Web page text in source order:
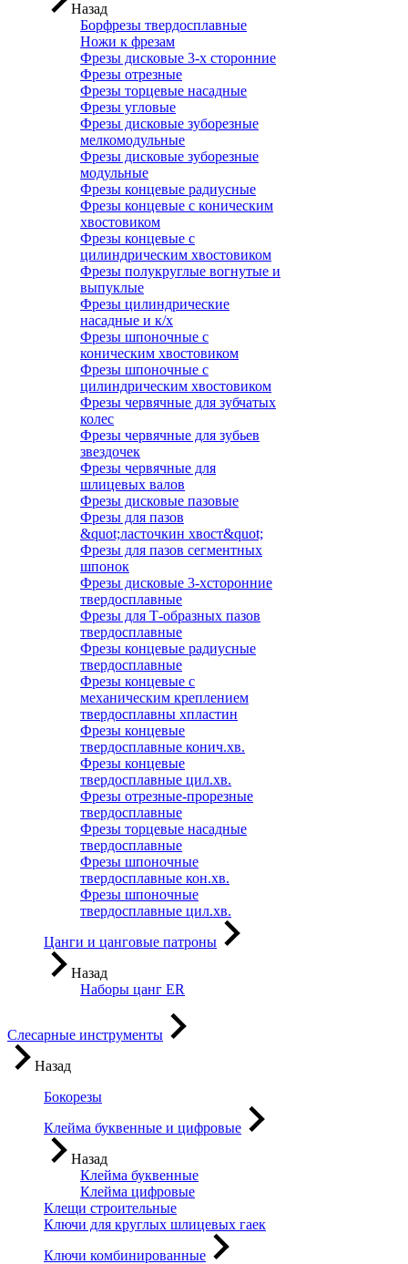
Назад
Борфрезы твердосплавные
Ножи к фрезам
Фрезы дисковые 3-х сторонние
Фрезы отрезные
Фрезы торцевые насадные
Фрезы угловые
Фрезы дисковые зуборезные
мелкомодульные
Фрезы дисковые зуборезные
модульные
Фрезы концевые радиусные
Фрезы концевые с коническим
хвостовиком
Фрезы концевые с
цилиндрическим хвостовиком
Фрезы полукруглые вогнутые и
выпуклые
Фрезы цилиндрические
насадные и к/х
Фрезы шпоночные с
коническим хвостовиком
Фрезы шпоночные с
цилиндрическим хвостовиком
Фрезы червячные для зубчатых
колес
Фрезы червячные для зубьев
звездочек
Фрезы червячные для
шлицевых валов
Фрезы дисковые пазовые
Фрезы для пазов
&quot;ласточкин хвост&quot;
Фрезы для пазов сегментных
шпонок
Фрезы дисковые 3-хсторонние
твердосплавные
Фрезы для Т-образных пазов
твердосплавные
Фрезы концевые радиусные
твердосплавные
Фрезы концевые с
механическим креплением
твердосплавны хпластин
Фрезы концевые
твердосплавные конич.хв.
Фрезы концевые
твердосплавные цил.хв.
Фрезы отрезные-прорезные
твердосплавные
Фрезы торцевые насадные
твердосплавные
Фрезы шпоночные
твердосплавные кон.хв.
Фрезы шпоночные
твердосплавные цил.хв.
Цанги и цанговые патроны
Назад
Наборы цанг ER
Слесарные инструменты
Назад
Бокорезы
Клейма буквенные и цифровые
Назад
Клейма буквенные
Клейма цифровые
Клещи строительные
Ключи для круглых шлицевых гаек
Ключи комбинированные